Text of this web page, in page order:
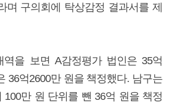
며 구의회에 탁상감정 결과서를 제
을 보면 A감정평가 법인은 35억
36억2600만 원을 책정했다. 남구는
100만 원 단위를 뺀 36억 원을 책정